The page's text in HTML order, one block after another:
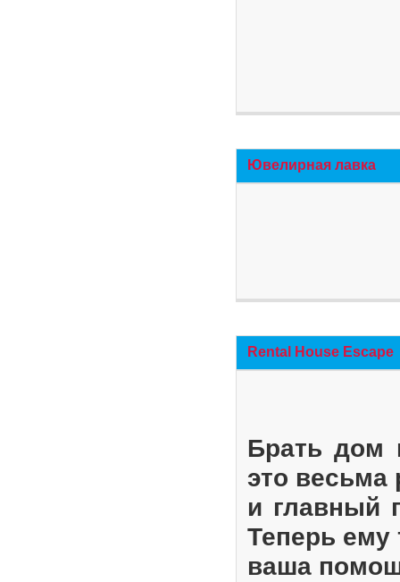
Ювелирная лавка
Rental House Escape
Брать дом
это весьма
и главный
Теперь ему
ваша